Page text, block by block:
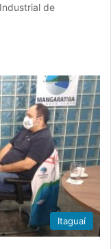
de
Itaguaí